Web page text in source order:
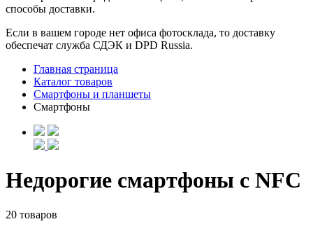
способы доставки.
Если в вашем городе нет офиса фотосклада, то доставку
обеспечат служба СДЭК и DPD Russia.
Главная страница
Каталог товаров
Смартфоны и планшеты
Смартфоны
Недорогие смартфоны с NFC
20 товаров